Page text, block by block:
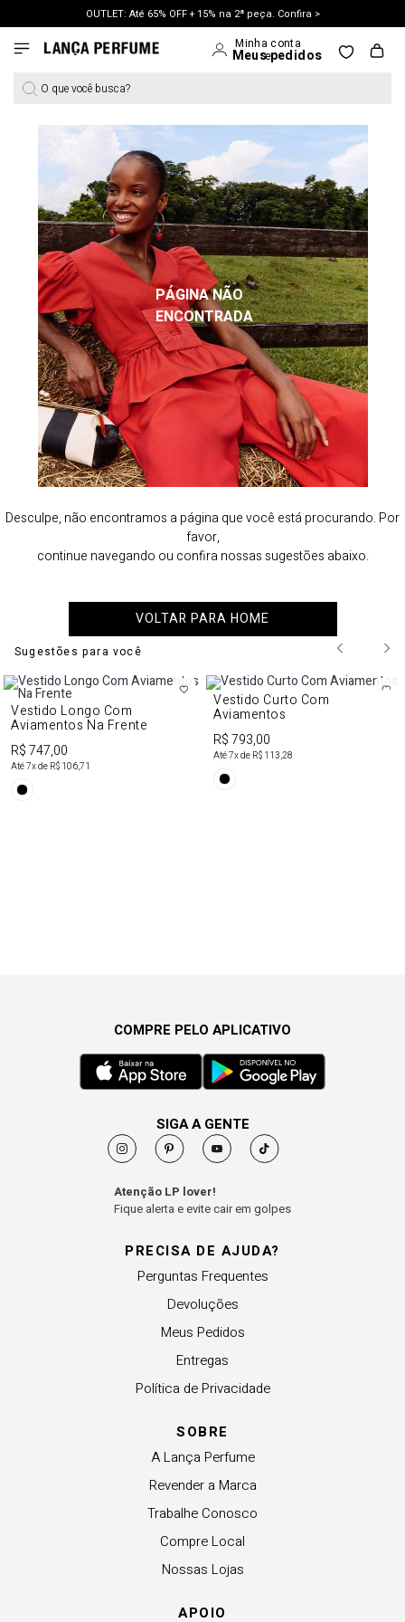
OUTLET: Até 65% OFF + 15% na 2ª peça. Confira >
LANÇAMENTO PRIMAVERA 27. Clique e aproveite.
O que você busca?
PÁGINA NÃO
ENCONTRADA
Desculpe, não encontramos a página que você está procurando. Por
favor,
continue navegando ou confira nossas sugestões abaixo.
VOLTAR PARA HOME
Sugestões para você
Vestido Longo Com
Aviamentos Na Frente
R$ 747,00
Até7x de R$ 106,71
Vestido Curto Com
Aviamentos
R$ 793,00
Até7x de R$ 113,28
PRECISA DE AJUDA?
Perguntas Frequentes
Devoluções
Meus Pedidos
Entregas
Política de Privacidade
SOBRE
A Lança Perfume
Revender a Marca
Trabalhe Conosco
Compre Local
Nossas Lojas
APOIO
COMPRE PELO APLICATIVO
SIGA A GENTE
Atenção LP lover!
Fique alerta e evite cair em golpes